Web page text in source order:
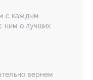
с каждым
ним о лучших
вернем